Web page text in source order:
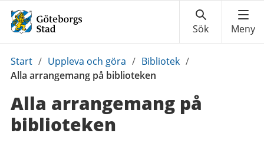
Du
är
Start / Uppleva och göra / Bibliotek /
Alla arrangemang på biblioteken
Alla arrangemang på
biblioteken